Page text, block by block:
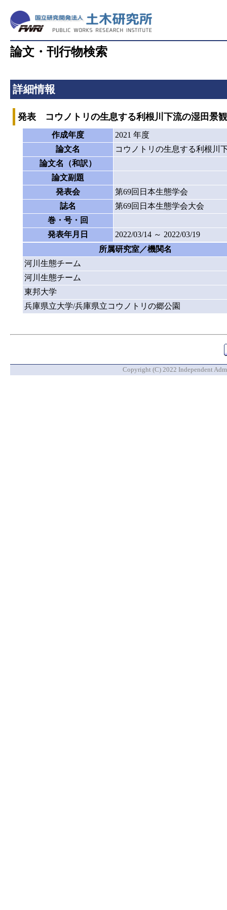
論文・刊行物検索
詳細情報
発表 コウノトリの生息する利根川下流の湿田景
作成年度
2021 年度
論文名
コウノトリの生息する利根川
論文名（和訳）
論文副題
発表会
第69回日本生態学会
誌名
第69回日本生態学会大会
巻・号・回
発表年月日
2022/03/14 ～ 2022/03/19
所属研究室／機関名
河川生態チーム
河川生態チーム
東邦大学
兵庫県立大学/兵庫県立コウノトリの郷公園
Copyright (C) 2022 Independent